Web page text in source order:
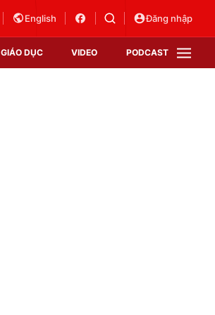
English Đăng nhập
GIÁO DỤC VIDEO PODCAST